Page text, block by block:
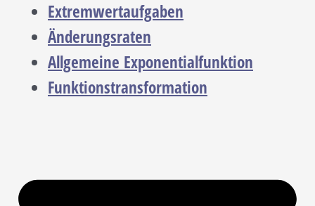
Extremwertaufgaben
Änderungsraten
Allgemeine Exponentialfunktion
Funktionstransformation